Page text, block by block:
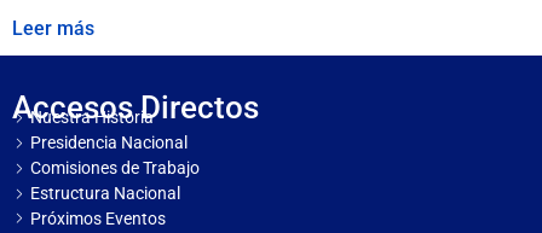
Leer más
Accesos Directos
Nuestra Historia
Presidencia Nacional
Comisiones de Trabajo
Estructura Nacional
Próximos Eventos